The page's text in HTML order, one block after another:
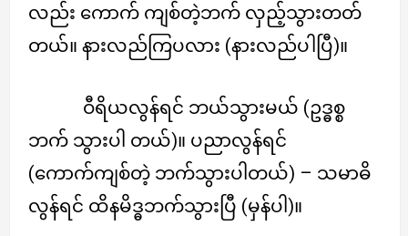
လည်း ကောက် ကျစ်တဲ့ဘက် လှည့်သွားတတ်
တယ်။ နားလည်ကြပလား (နားလည်ပါပြီ)။
ဝီရိယလွန်ရင် ဘယ်သွားမယ် (ဥဒ္ဓစ္စ
ဘက် သွားပါ တယ်)။ ပညာလွန်ရင်
(ကောက်ကျစ်တဲ့ ဘက်သွားပါတယ်) – သမာဓိ
လွန်ရင် ထိနမိဒ္ဓဘက်သွားပြီ (မှန်ပါ)။